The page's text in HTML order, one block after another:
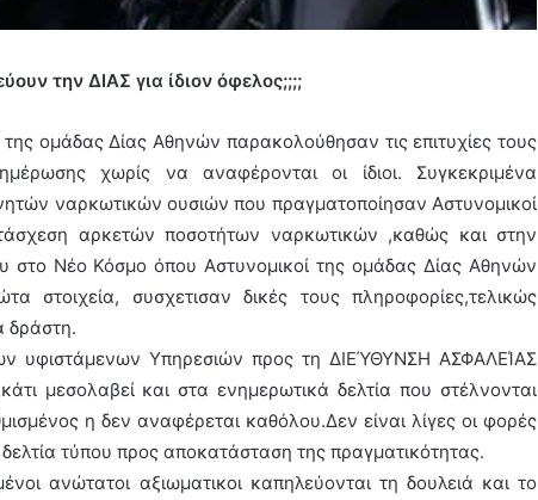
την ΔΙΑΣ για ίδιον όφελος;;;;
ομάδας Δίας Αθηνών παρακολούθησαν τις επιτυχίες τους
χωρίς να αναφέρονται οι ίδιοι. Συγκεκριμένα
ναρκωτικών ουσιών που πραγματοποίησαν Αστυνομικοί
αρκετών ποσοτήτων ναρκωτικών ,καθώς και στην
στο Νέο Κόσμο όπου Αστυνομικοί της ομάδας Δίας Αθηνών
στοιχεία, συσχετισαν δικές τους πληροφορίες,τελικώς
δράστη.
υφιστάμενων Υπηρεσιών προς τη ΔΙΕΎΘΥΝΣΗ ΑΣΦΑΛΕΊΑΣ
μεσολαβεί και στα ενημερωτικά δελτία που στέλνονται
η δεν αναφέρεται καθόλου.Δεν είναι λίγες οι φορές
τύπου προς αποκατάσταση της πραγματικότητας.
ανώτατοι αξιωματικοι καπηλεύονται τη δουλειά και το